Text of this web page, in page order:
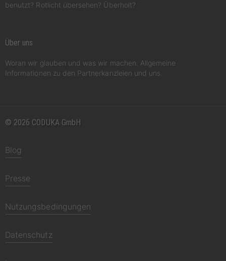
benutzt? Rotlicht übersehen? Überholt?
Über uns
Woran wir glauben und was wir machen. Allgemeine
Informationen zu den Partnerkanzleien und uns.
© 2026 CODUKA GmbH
Blog
Presse
Nutzungsbedingungen
Datenschutz